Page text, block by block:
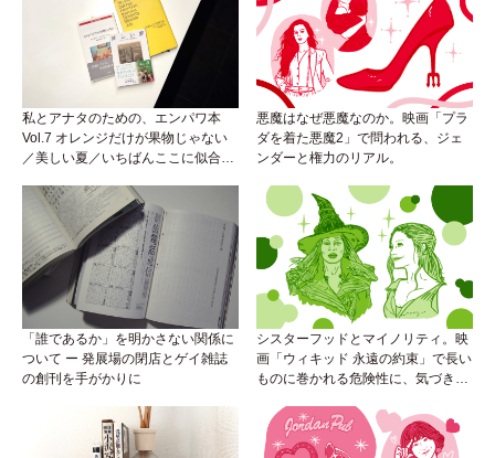
私とアナタのための、エンパワ本
Vol.7 オレンジだけが果物じゃない
／美しい夏／いちばんここに似合う
悪魔はなぜ悪魔なのか。映画「プラ
ダを着た悪魔2」で問われる、ジェ
ンダーと権力のリアル。
「誰であるか」を明かさない関係に
ついて ー 発展場の閉店とゲイ雑誌
の創刊を手がかりに
シスターフッドとマイノリティ。映
画「ウィキッド 永遠の約束」で長い
ものに巻かれる危険性に、気づき